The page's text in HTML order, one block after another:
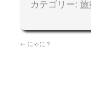
カテゴリー:
← にゃに？